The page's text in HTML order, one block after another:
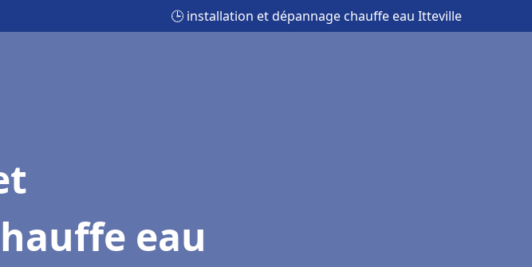
🕒 installation et dépannage chauffe eau Itteville
eau